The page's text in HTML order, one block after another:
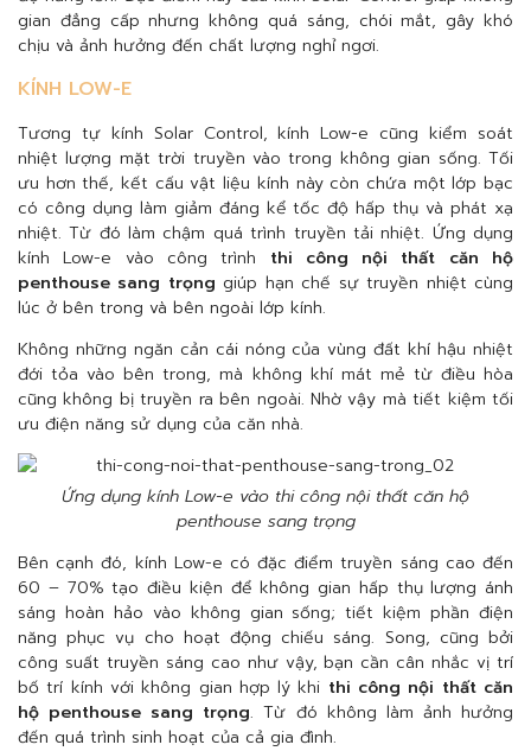
gian đẳng cấp nhưng không quá sáng, chói mắt, gây khó
chịu và ảnh hưởng đến chất lượng nghỉ ngơi.
KÍNH LOW-E
Tương tự kính Solar Control, kính Low-e cũng kiểm soát
nhiệt lượng mặt trời truyền vào trong không gian sống. Tối
ưu hơn thế, kết cấu vật liệu kính này còn chứa một lớp bạc
có công dụng làm giảm đáng kể tốc độ hấp thụ và phát xạ
nhiệt. Từ đó làm chậm quá trình truyền tải nhiệt. Ứng dụng
kính Low-e vào công trình thi công nội thất căn hộ
penthouse sang trọng giúp hạn chế sự truyền nhiệt cùng
lúc ở bên trong và bên ngoài lớp kính.
Không những ngăn cản cái nóng của vùng đất khí hậu nhiệt
đới tỏa vào bên trong, mà không khí mát mẻ từ điều hòa
cũng không bị truyền ra bên ngoài. Nhờ vậy mà tiết kiệm tối
ưu điện năng sử dụng của căn nhà.
Ứng dụng kính Low-e vào thi công nội thất căn hộ
penthouse sang trọng
Bên cạnh đó, kính Low-e có đặc điểm truyền sáng cao đến
60 – 70% tạo điều kiện để không gian hấp thụ lượng ánh
sáng hoàn hảo vào không gian sống; tiết kiệm phần điện
năng phục vụ cho hoạt động chiếu sáng. Song, cũng bởi
công suất truyền sáng cao như vậy, bạn cần cân nhắc vị trí
bố trí kính với không gian hợp lý khi thi công nội thất căn
hộ penthouse sang trọng. Từ đó không làm ảnh hưởng
đến quá trình sinh hoạt của cả gia đình.